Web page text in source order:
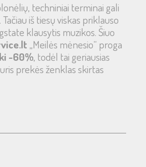
techniniai terminai gali
iš tiesų viskas priklauso
klausytis muzikos. Šiuo
„Meilės mėnesio“ proga
-60%, todėl tai geriausias
prekės ženklas skirtas